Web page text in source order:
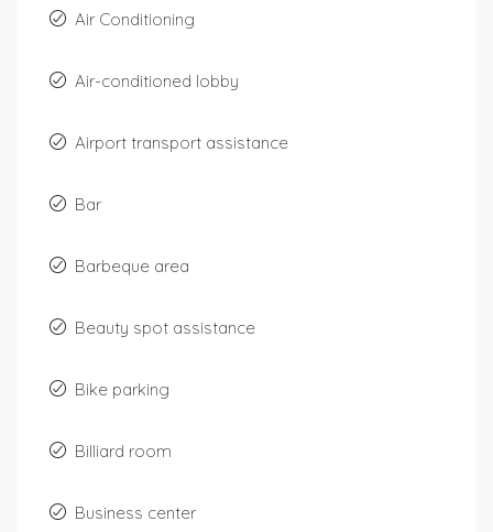
Air Conditioning
Air-conditioned lobby
Airport transport assistance
Bar
Barbeque area
Beauty spot assistance
Bike parking
Billiard room
Business center